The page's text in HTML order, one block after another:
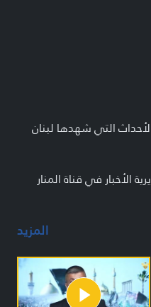
التي شهدها لبنان
الأخبار في قناة المنار
المزيد